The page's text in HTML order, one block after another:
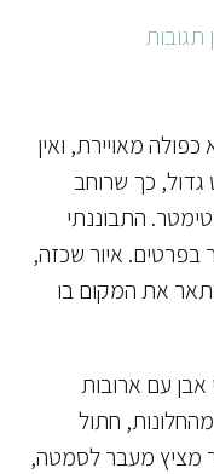
מאויירת, ואין
כך שרוחב
וגובהו 30 סנטימטר. התבוננתי
איור שכזה,
את המקום בו
עם ארובות
חתול
מעבר לסמטה,